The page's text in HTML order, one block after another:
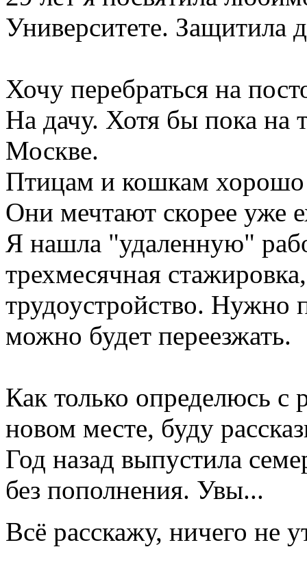
Университете. Защитила
Хочу перебраться на
На дачу. Хотя бы пока на
Москве.
Птицам и кошкам хорошо
Они мечтают скорее уже
Я нашла "удаленную"
трехмесячная
трудоустройство. Нужно
можно будет переезжать.
Как только определюсь с
новом месте, буду
Год назад выпустила
без пополнения. Увы...
Всё расскажу, ничего не